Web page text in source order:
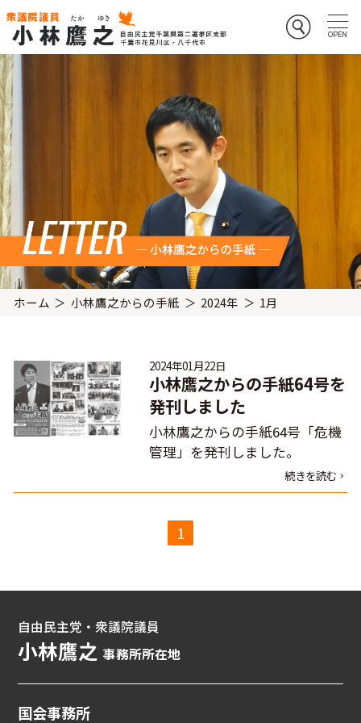
ホーム 小林鷹之からの手紙 2024年 1月
2024年01月22日
小林鷹之からの手紙64号を
発刊しました
小林鷹之からの手紙64号「危機
管理」を発刊しました。
続きを読む
1
自由民主党・衆議院議員
小林鷹之事務所所在地
国会事務所